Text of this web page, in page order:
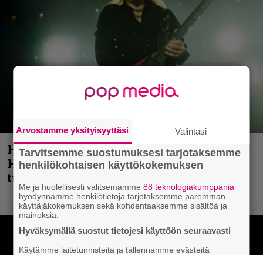
Helloween- ja Gamma Ray -mies Kai
Hansen julkaisi uuden maistiaisen
tulevalta soololevyltä
Arvostamme yksityisyyttäsi Valintasi
Tarvitsemme suostumuksesi tarjotaksemme
henkilökohtaisen käyttökokemuksen
Me ja huolellisesti valitsemamme88 teknologiakumppania
hyödynnämme henkilötietoja tarjotaksemme paremman
käyttäjäkokemuksen sekä kohdentaaksemme sisältöä ja
mainoksia.
Hyväksymällä suostut tietojesi käyttöön seuraavasti
Käytämme laitetunnisteita ja tallennamme evästeitä